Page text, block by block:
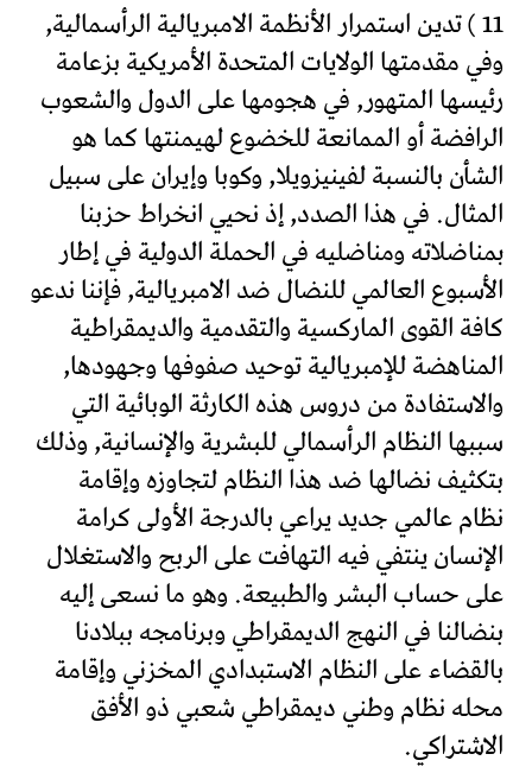
11 ) تدين استمرار الأنظمة الامبريالية الرأسمالية,
وفي مقدمتها الولايات المتحدة الأمريكية بزعامة
رئيسها المتهور, في هجومها على الدول والشعوب
الرافضة أو الممانعة للخضوع لهيمنتها كما هو
الشأن بالنسبة لفينيزويلا, وكوبا وإيران على سبيل
المثال. في هذا الصدد, إذ نحيي انخراط حزبنا
بمناضلاته ومناضليه في الحملة الدولية في إطار
الأسبوع العالمي للنضال ضد الامبريالية, فإننا ندعو
كافة القوى الماركسية والتقدمية والديمقراطية
المناهضة للإمبريالية توحيد صفوفها وجهودها,
والاستفادة من دروس هذه الكارثة الوبائية التي
سببها النظام الرأسمالي للبشرية والإنسانية, وذلك
بتكثيف نضالها ضد هذا النظام لتجاوزه وإقامة
نظام عالمي جديد يراعي بالدرجة الأولى كرامة
الإنسان ينتفي فيه التهافت على الربح والاستغلال
على حساب البشر والطبيعة. وهو ما نسعى إليه
بنضالنا في النهج الديمقراطي وبرنامجه ببلادنا
بالقضاء على النظام الاستبدادي المخزني وإقامة
محله نظام وطني ديمقراطي شعبي ذو الأفق
الاشتراكي.